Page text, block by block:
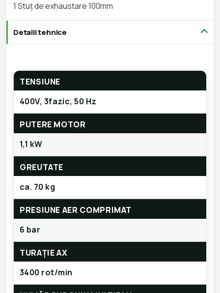
1 Stuț de exhaustare 100mm
Detalii tehnice
TENSIUNE
400V, 3fazic, 50 Hz
PUTERE MOTOR
1,1 kW
GREUTATE
ca. 70 kg
PRESIUNE AER COMPRIMAT
6 bar
TURAȚIE AX
3400 rot/min